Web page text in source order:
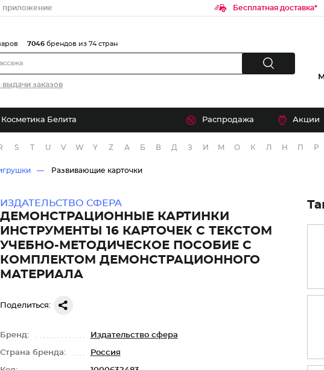
приложение Бесплатная доставка*
выдачи заказов
7046 брендов из 74 стран
Косметика Белита Распродажа Акции
S T U V W Y Z А Б В Д З И М О К Л Н П Р
Развивающие карточки
ИЗДАТЕЛЬСТВО СФЕРА
ДЕМОНСТРАЦИОННЫЕ КАРТИНКИ
ИНСТРУМЕНТЫ 16 КАРТОЧЕК С ТЕКСТОМ
УЧЕБНО-МЕТОДИЧЕСКОЕ ПОСОБИЕ С
КОМПЛЕКТОМ ДЕМОНСТРАЦИОННОГО
МАТЕРИАЛА
Поделиться:
Бренд: Издательство сфера
Страна бренда: Россия